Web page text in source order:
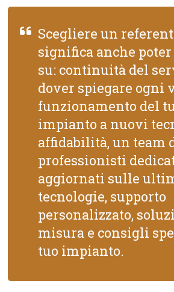
Scegliere un
significa anche
su: continuità del
dover spiegare ogni
funzionamento del
impianto a nuovi
affidabilità, un team
professionisti
aggiornati sulle
tecnologie, supporto
personalizzato,
misura e consigli
tuo impianto.